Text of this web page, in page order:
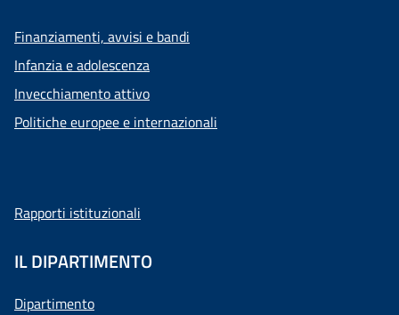
Finanziamenti, avvisi e bandi
Infanzia e adolescenza
Invecchiamento attivo
Politiche europee e internazionali
Rapporti istituzionali
IL DIPARTIMENTO
Dipartimento